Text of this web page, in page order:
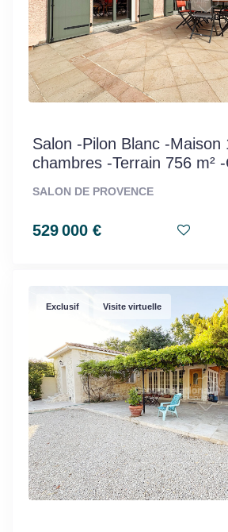
Salon -Pilon Blanc -Maison
chambres -Terrain 756 m²
SALON DE PROVENCE
529 000 €
Exclusif Visite virtuelle